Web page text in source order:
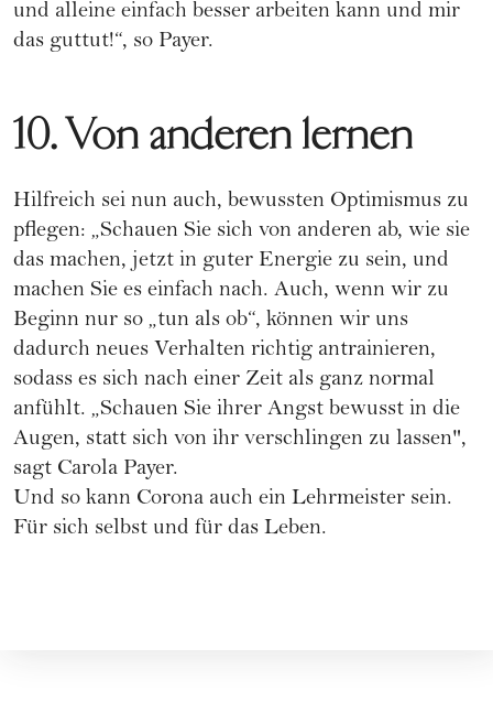
und alleine einfach besser arbeiten kann und mir
das guttut!“, so Payer.
10. Von anderen lernen
Hilfreich sei nun auch, bewussten Optimismus zu
pflegen: „Schauen Sie sich von anderen ab, wie sie
das machen, jetzt in guter Energie zu sein, und
machen Sie es einfach nach. Auch, wenn wir zu
Beginn nur so „tun als ob“, können wir uns
dadurch neues Verhalten richtig antrainieren,
sodass es sich nach einer Zeit als ganz normal
anfühlt. „Schauen Sie ihrer Angst bewusst in die
Augen, statt sich von ihr verschlingen zu lassen",
sagt Carola Payer.
Und so kann Corona auch ein Lehrmeister sein.
Für sich selbst und für das Leben.